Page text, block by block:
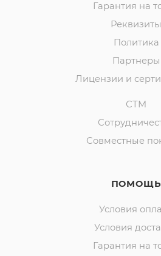
Гарантия на
Реквизиты
Политика
Партнеры
Лицензии и
СТМ
Совместные
ПОМОЩЬ
Условия
Условия
Гарантия на